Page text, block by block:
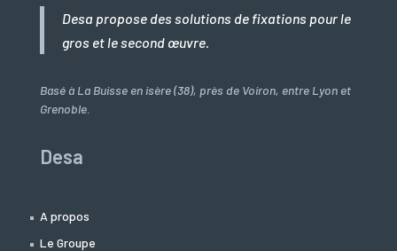
Desa propose des solutions de fixations pour le
gros et le second œuvre.
Basé à La Buisse en isère (38), près de Voiron, entre Lyon et
Grenoble.
Desa
A propos
Le Groupe